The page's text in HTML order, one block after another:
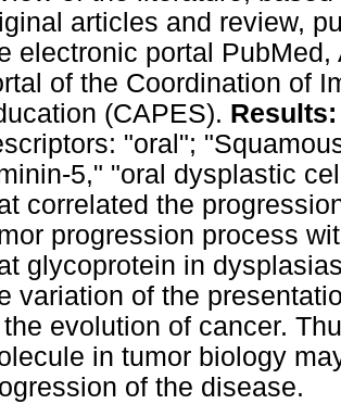
articles and review,
electronic portal
of the Coordination of
(CAPES). Results:
"oral";
5," "oral dysplastic
correlated the
progression process
glycoprotein in
variation of the
evolution of cancer.
in tumor biology
of the disease.